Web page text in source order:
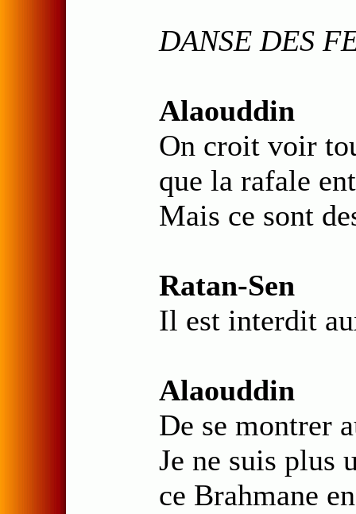
DANSE DES
Alaouddin
On croit voir
que la rafale
Mais ce sont
Ratan-Sen
Il est interdit
Alaouddin
De se montrer
Je ne suis plus
ce Brahmane